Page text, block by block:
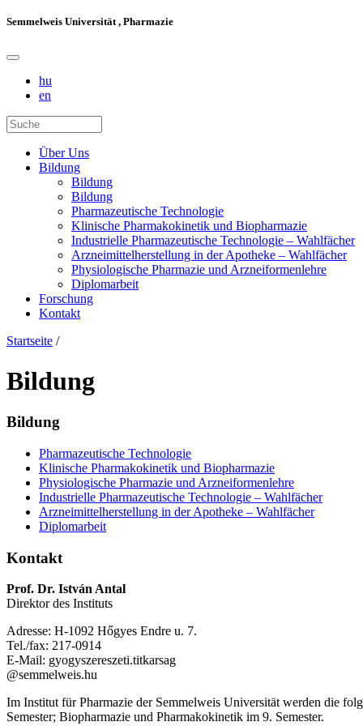
Semmelweis Universität , Pharmazie
hu
en
Über Uns
Bildung
Bildung
Bildung
Pharmazeutische Technologie
Klinische Pharmakokinetik und Biopharmazie
Industrielle Pharmazeutische Technologie – Wahlfächer
Arzneimittelherstellung in der Apotheke – Wahlfächer
Physiologische Pharmazie und Arzneiformenlehre
Diplomarbeit
Forschung
Kontakt
Startseite /
Bildung
Bildung
Pharmazeutische Technologie
Klinische Pharmakokinetik und Biopharmazie
Physiologische Pharmazie und Arzneiformenlehre
Industrielle Pharmazeutische Technologie – Wahlfächer
Arzneimittelherstellung in der Apotheke – Wahlfächer
Diplomarbeit
Kontakt
Prof. Dr. István Antal
Direktor des Instituts
Adresse: H-1092 Hőgyes Endre u. 7.
Tel./fax: 217-0914
E-Mail: gyogyszereszeti.titkarsag
@semmelweis.hu
Im Institut für Pharmazie der Semmelweis Universität werden die
Semester; Biopharmazie und Pharmakokinetik im 9. Semester.